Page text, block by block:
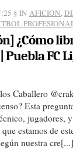
§ IN AFICION,
¿Cómo
Puebla FC
Caballero
Esta
jugadores,
estamos de
nuestra cre[...]